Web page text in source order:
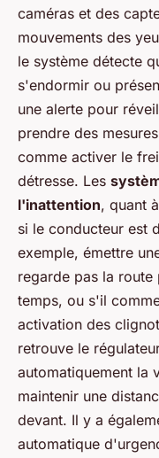
caméras et des
mouvements des
le système détecte
s'endormir ou
une alerte pour
prendre des
comme activer le
détresse. Les
l'inattention, quant
si le conducteur est
exemple, émettre
regarde pas la
temps, ou s'il
activation des
retrouve le
automatiquement la
maintenir une
devant. Il y a
automatique